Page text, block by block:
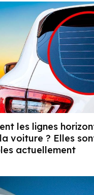
les lignes
voiture ? Elles
actuellement